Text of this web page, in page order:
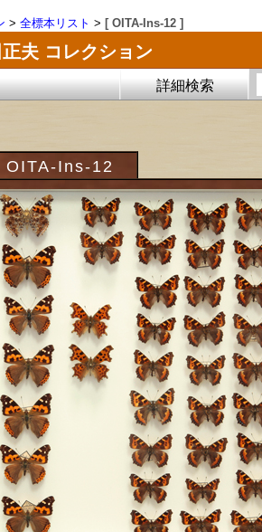
> 全標本リスト > [ OITA-Ins-12 ]
夫 コレクション
詳細検索
OITA-Ins-12